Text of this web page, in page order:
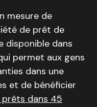
mesure de
de prêt de
disponible dans
permet aux gens
dans une
et de bénéficier
prêts dans 45